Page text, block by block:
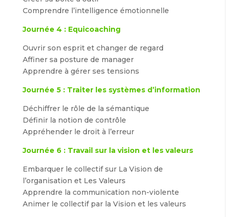
Comprendre l’intelligence émotionnelle
Journée 4 : Equicoaching
Ouvrir son esprit et changer de regard
Affiner sa posture de manager
Apprendre à gérer ses tensions
Journée 5 : Traiter les systèmes d’information
Déchiffrer le rôle de la sémantique
Définir la notion de contrôle
Appréhender le droit à l’erreur
Journée 6 : Travail sur la vision et les valeurs
Embarquer le collectif sur La Vision de
l’organisation et Les Valeurs
Apprendre la communication non-violente
Animer le collectif par la Vision et les valeurs